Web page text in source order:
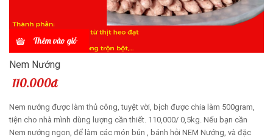
Thêm vào giỏ
Nem Nướng
110.000đ
Nem nướng được làm thủ công, tuyệt vời, bịch được chia làm 500gram,
tiện cho nhà mình dùng lượng cần thiết. 110,000/ 0,5kg. Nếu bạn cần
Nem nướng ngon, để làm các món bún , bánh hỏi NEM Nướng, và đặc